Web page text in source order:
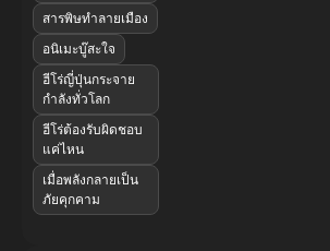
สารพิษทำลายเมือง
อนิเมะบู๊สะใจ
ฮีโร่ญี่ปุ่นกระจาย
กำลังทั่วโลก
ฮีโร่ต้องรับผิดชอบ
แค่ไหน
เมื่อพลังกลายเป็น
ภัยคุกคาม